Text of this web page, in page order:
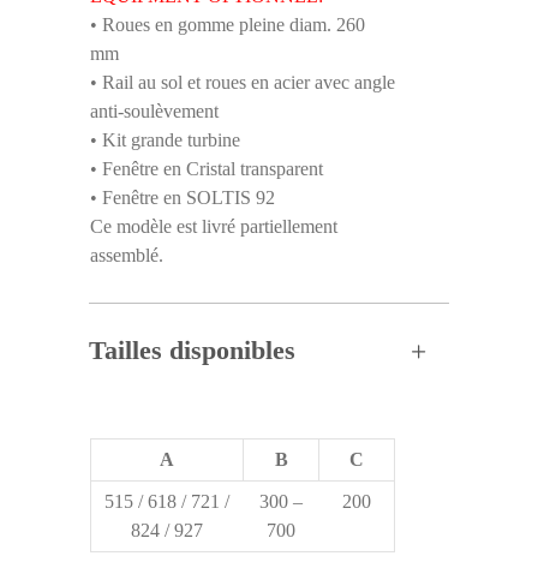
• Roues en gomme pleine diam. 260
mm
• Rail au sol et roues en acier avec angle
anti-soulèvement
• Kit grande turbine
• Fenêtre en Cristal transparent
• Fenêtre en SOLTIS 92
Ce modèle est livré partiellement
assemblé.
Tailles disponibles
A B C
515 / 618 / 721 /
824 / 927
300 –
700
200